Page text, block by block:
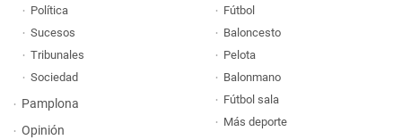
Política
Sucesos
Tribunales
Sociedad
Pamplona
Opinión
Fútbol
Baloncesto
Pelota
Balonmano
Fútbol sala
Más deporte